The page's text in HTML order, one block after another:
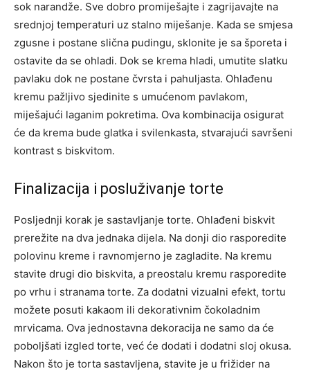
sok narandže. Sve dobro promiješajte i zagrijavajte na
srednjoj temperaturi uz stalno miješanje. Kada se smjesa
zgusne i postane slična pudingu, sklonite je sa šporeta i
ostavite da se ohladi. Dok se krema hladi, umutite slatku
pavlaku dok ne postane čvrsta i pahuljasta. Ohlađenu
kremu pažljivo sjedinite s umućenom pavlakom,
miješajući laganim pokretima. Ova kombinacija osigurat
će da krema bude glatka i svilenkasta, stvarajući savršeni
kontrast s biskvitom.
Finalizacija i posluživanje torte
Posljednji korak je sastavljanje torte. Ohlađeni biskvit
prerežite na dva jednaka dijela. Na donji dio rasporedite
polovinu kreme i ravnomjerno je zagladite. Na kremu
stavite drugi dio biskvita, a preostalu kremu rasporedite
po vrhu i stranama torte. Za dodatni vizualni efekt, tortu
možete posuti kakaom ili dekorativnim čokoladnim
mrvicama. Ova jednostavna dekoracija ne samo da će
poboljšati izgled torte, već će dodati i dodatni sloj okusa.
Nakon što je torta sastavljena, stavite je u frižider na